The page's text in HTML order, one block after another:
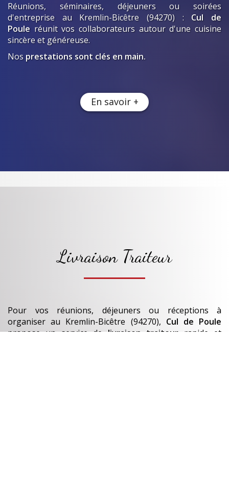
Réunions, séminaires, déjeuners ou soirées
d'entreprise au Kremlin-Bicêtre (94270) : Cul de
Poule réunit vos collaborateurs autour d'une cuisine
sincère et généreuse.
Nos prestations sont clés en main.
En savoir +
Livraison Traiteur
Pour vos réunions, déjeuners ou réceptions à
organiserau Kremlin-Bicêtre (94270), Cul de Poule
propose un service delivraison traiteur rapide et